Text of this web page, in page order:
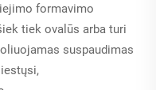
formavimo
tiek ovalūs arba turi
suspaudimas